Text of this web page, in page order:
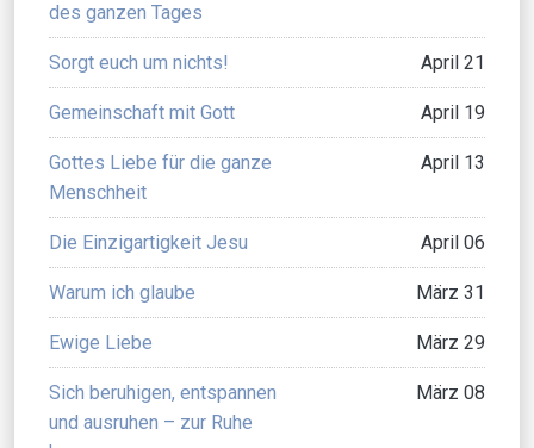
des ganzen Tages
Sorgt euch um nichts! April 21
Gemeinschaft mit Gott April 19
Gottes Liebe für die ganze
Menschheit
April 13
Die Einzigartigkeit Jesu April 06
Warum ich glaube März 31
Ewige Liebe März 29
Sich beruhigen, entspannen
und ausruhen – zur Ruhe
März 08